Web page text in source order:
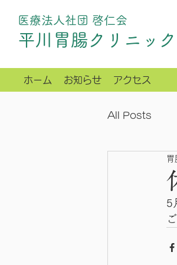
​平川胃腸クリニック
医療法人社団 啓仁会
ホーム お知らせ アクセス
All Posts
胃
5